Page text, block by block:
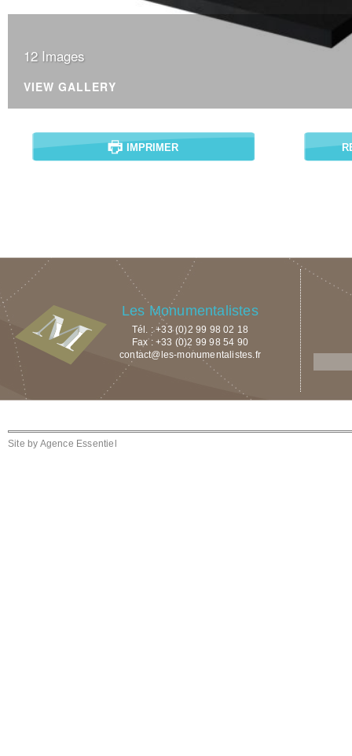
12 Images
VIEW GALLERY
IMPRIMER
Les Monumentalistes
Tél. : +33 (0)2 99 98 02 18
Fax : +33 (0)2 99 98 54 90
contact@les-monumentalistes.fr
Site by Agence Essentiel